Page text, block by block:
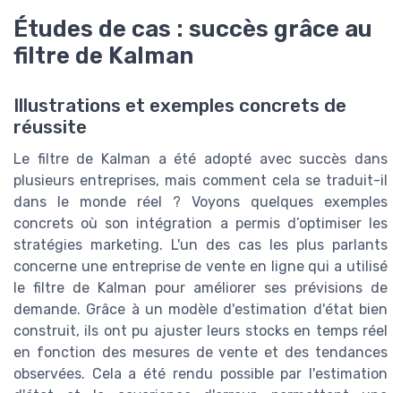
Études de cas : succès grâce au
filtre de Kalman
Illustrations et exemples concrets de
réussite
Le filtre de Kalman a été adopté avec succès dans
plusieurs entreprises, mais comment cela se traduit-il
dans le monde réel ? Voyons quelques exemples
concrets où son intégration a permis d’optimiser les
stratégies marketing. L'un des cas les plus parlants
concerne une entreprise de vente en ligne qui a utilisé
le filtre de Kalman pour améliorer ses prévisions de
demande. Grâce à un modèle d'estimation d'état bien
construit, ils ont pu ajuster leurs stocks en temps réel
en fonction des mesures de vente et des tendances
observées. Cela a été rendu possible par l'estimation